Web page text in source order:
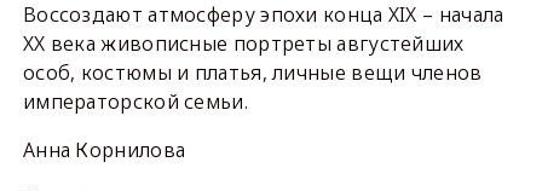
Воссоздают атмосферу эпохи конца XIX – начала
XX века живописные портреты августейших
особ, костюмы и платья, личные вещи членов
императорской семьи.
Анна Корнилова